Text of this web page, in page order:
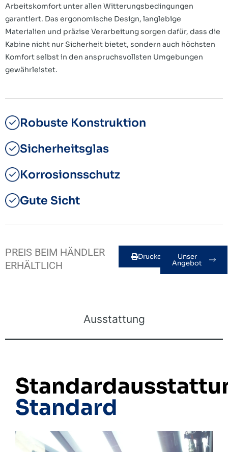
Arbeitskomfort unter allen Witterungsbedingungen
garantiert. Das ergonomische Design, langlebige
Materialien und präzise Verarbeitung sorgen dafür, dass die
Kabine nicht nur Sicherheit bietet, sondern auch höchsten
Komfort selbst in den anspruchsvollsten Umgebungen
gewährleistet.
Robuste Konstruktion
Sicherheitsglas
Korrosionsschutz
Gute Sicht
PREIS BEIM HÄNDLER
ERHÄLTLICH
Drucken Unser
Angebot
Ausstattung
Standard